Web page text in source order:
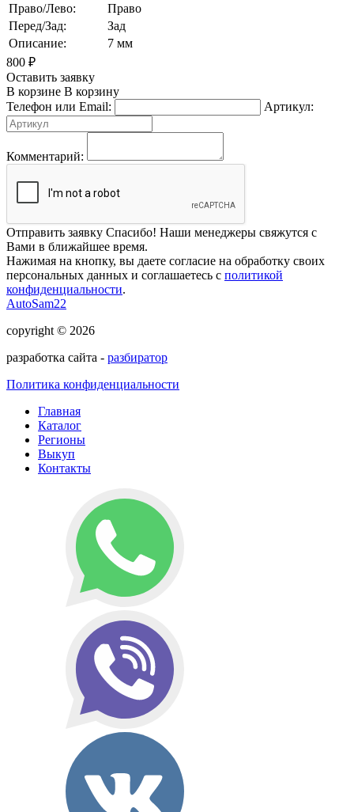
Право/Лево:
Право
Перед/Зад:
Зад
Описание:
7 мм
800 ₽
Оставить заявку
В корзине В корзину
Телефон или Email:
Артикул:
Комментарий:
Отправить заявку Спасибо! Наши менеджеры свяжутся с
Вами в ближайшее время.
Нажимая на кнопку, вы даете согласие на обработку своих
персональных данных и соглашаетесь с политикой
конфиденциальности.
AutoSam22
copyright © 2026
разработка сайта - разбиратор
Политика конфиденциальности
Главная
Каталог
Регионы
Выкуп
Контакты